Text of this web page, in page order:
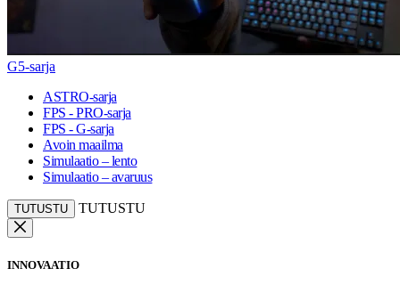
G5-sarja
ASTRO-sarja
FPS - PRO-sarja
FPS - G-sarja
Avoin maailma
Simulaatio – lento
Simulaatio – avaruus
TUTUSTU TUTUSTU
INNOVAATIO